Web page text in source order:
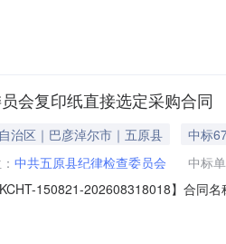
息：主要标的名称：70g威尔-A4复
会复印纸直接选定采购合同
治区｜巴彦淖尔市｜五原县
中标
中共五原县纪律检查委员会
中标
150821-202608318018】合同
要标的名称：绿晨光复印纸70gA4-